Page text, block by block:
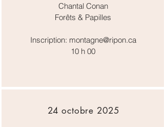
Chantal Conan
Forêts & Papilles
Inscription: montagne@ripon.ca
10 h 00
24 octobre 2025